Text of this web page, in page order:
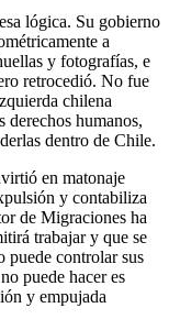
lógica. Su gobierno
a
y fotografías, e
retrocedió. No fue
chilena
derechos humanos,
dentro de Chile.
en matonaje
y contabiliza
de Migraciones ha
trabajar y que se
puede controlar sus
puede hacer es
y empujada